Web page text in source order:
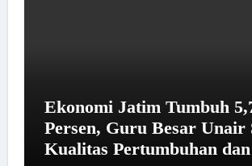
Ekonomi Jatim Tumbuh
Persen, Guru Besar Unair
Kualitas Pertumbuhan